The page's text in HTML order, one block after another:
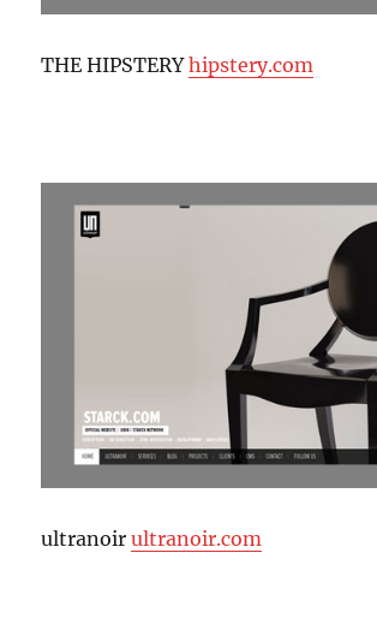
THE HIPSTERYhipstery.com
ultranoirultranoir.com